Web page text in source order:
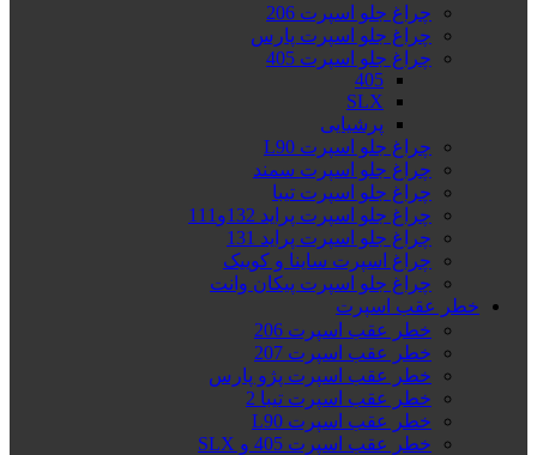
چراغ جلو اسپرت 206
چراغ جلو اسپرت پارس
چراغ جلو اسپرت 405
405
SLX
پرشیایی
چراغ جلو اسپرت L90
چراغ جلو اسپرت سمند
چراغ جلو اسپرت تیبا
چراغ جلو اسپرت پراید 132و111
چراغ جلو اسپرت پراید 131
چراغ اسپرت ساینا و کوییک
چراغ جلو اسپرت پیکان وانت
خطر عقب اسپرت
خطر عقب اسپرت 206
خطر عقب اسپرت 207
خطر عقب اسپرت پژو پارس
خطر عقب اسپرت تیبا 2
خطر عقب اسپرت L90
خطر عقب اسپرت 405 و SLX